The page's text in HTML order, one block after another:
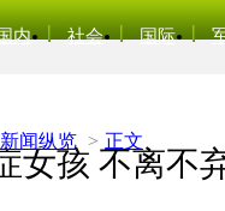
内 社会 国际
新闻纵览 > 正文
女孩 不离不